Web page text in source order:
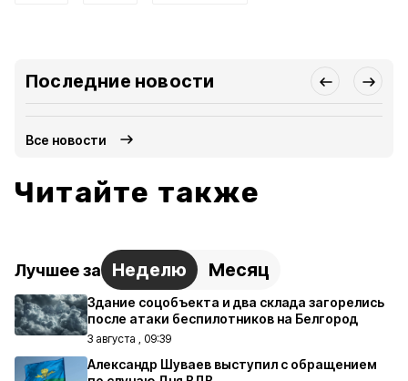
Последние новости
Все новости
Читайте также
Лучшее за Неделю Месяц
Здание соцобъекта и два склада загорелись
после атаки беспилотников на Белгород
3 августа , 09:39
Александр Шуваев выступил с обращением